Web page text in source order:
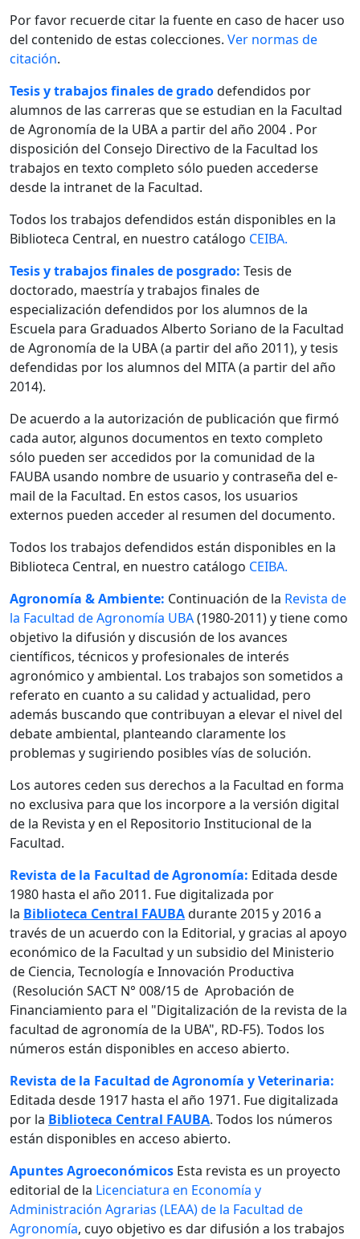
Por favor recuerde citar la fuente en caso de hacer uso
del contenido de estas colecciones. Ver normas de
citación.
Tesis y trabajos finales de gradodefendidos por
alumnos de las carreras que se estudian en la Facultad
de Agronomía de la UBA a partir del año 2004 . Por
disposición del Consejo Directivo de la Facultad los
trabajos en texto completo sólo pueden accederse
desde la intranet de la Facultad.
Todos los trabajos defendidos están disponibles en la
Biblioteca Central, en nuestro catálogo CEIBA.
Tesis y trabajos finales de posgrado: Tesis de
doctorado, maestría y trabajos finales de
especialización defendidos por los alumnos de la
Escuela para Graduados Alberto Soriano de la Facultad
de Agronomía de la UBA (a partir del año 2011), y tesis
defendidas por los alumnos del MITA (a partir del año
2014).
De acuerdo a la autorización de publicación que firmó
cada autor, algunos documentos en texto completo
sólo pueden ser accedidos por la comunidad de la
FAUBA usando nombre de usuario y contraseña del e-
mail de la Facultad. En estos casos, los usuarios
externos pueden acceder al resumen del documento.
Todos los trabajos defendidos están disponibles en la
Biblioteca Central, en nuestro catálogo CEIBA.
Agronomía & Ambiente: Continuación de la Revista de
la Facultad de Agronomía UBA(1980-2011) y tiene como
objetivo la difusión y discusión de los avances
científicos, técnicos y profesionales de interés
agronómico y ambiental. Los trabajos son sometidos a
referato en cuanto a su calidad y actualidad, pero
además buscando que contribuyan a elevar el nivel del
debate ambiental, planteando claramente los
problemas y sugiriendo posibles vías de solución.
Los autores ceden sus derechos a la Facultad en forma
no exclusiva para que los incorpore a la versión digital
de la Revista y en el Repositorio Institucional de la
Facultad.
Revista de la Facultad de Agronomía: Editada desde
1980 hasta el año 2011. Fue digitalizada por
la Biblioteca Central FAUBAdurante 2015 y 2016 a
través de un acuerdo con la Editorial, y gracias al apoyo
económico de la Facultad y un subsidio del Ministerio
de Ciencia, Tecnología e Innovación Productiva
(Resolución SACT N° 008/15 de Aprobación de
Financiamiento para el "Digitalización de la revista de la
facultad de agronomía de la UBA", RD-F5). Todos los
números están disponibles en acceso abierto.
Revista de la Facultad de Agronomía y Veterinaria:
Editada desde 1917 hasta el año 1971. Fue digitalizada
por la Biblioteca Central FAUBA. Todos los números
están disponibles en acceso abierto.
Apuntes Agroeconómicos Esta revista es un proyecto
editorial de la Licenciatura en Economía y
Administración Agrarias (LEAA) de la Facultad de
Agronomía, cuyo objetivo es dar difusión a los trabajos